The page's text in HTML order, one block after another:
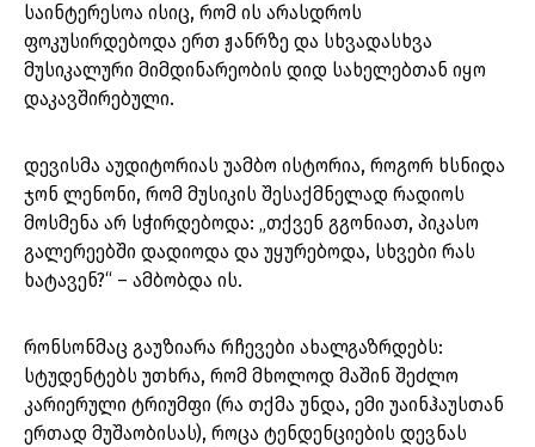
საინტერესოა ისიც, რომ ის არასდროს
ფოკუსირდებოდა ერთ ჟანრზე და სხვადასხვა
მუსიკალური მიმდინარეობის დიდ სახელებთან იყო
დაკავშირებული.
დევისმა აუდიტორიას უამბო ისტორია, როგორ ხსნიდა
ჯონ ლენონი, რომ მუსიკის შესაქმნელად რადიოს
მოსმენა არ სჭირდებოდა: „თქვენ გგონიათ, პიკასო
გალერეებში დადიოდა და უყურებოდა, სხვები რას
ხატავენ?“ – ამბობდა ის.
რონსონმაც გაუზიარა რჩევები ახალგაზრდებს:
სტუდენტებს უთხრა, რომ მხოლოდ მაშინ შეძლო
კარიერული ტრიუმფი (რა თქმა უნდა, ემი უაინჰაუსთან
ერთად მუშაობისას), როცა ტენდენციების დევნას